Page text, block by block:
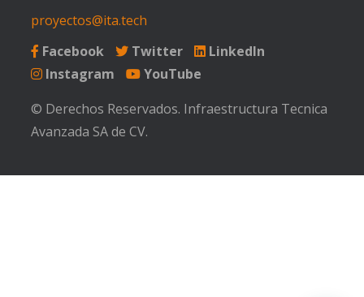
proyectos@ita.tech
Facebook
Twitter
LinkedIn
Instagram
YouTube
© Derechos Reservados. Infraestructura Tecnica
Avanzada SA de CV.